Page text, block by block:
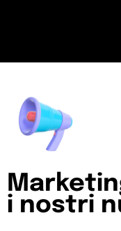
i nostri